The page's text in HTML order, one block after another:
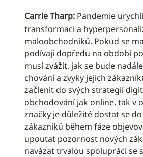
Carrie Tharp: Pandemie
transformaci a
maloobchodníků. Pokud se
podívají dopředu na období
musí zvážit, jak se bude
chování a zvyky jejich
začlenit do svých strategií
obchodování jak online, tak v
značky je důležité dostat se
zákazníků během fáze
upoutat pozornost nových
navázat trvalou spolupráci se